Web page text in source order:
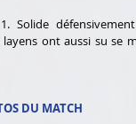
Solide
layens ont aussi su
DU MATCH